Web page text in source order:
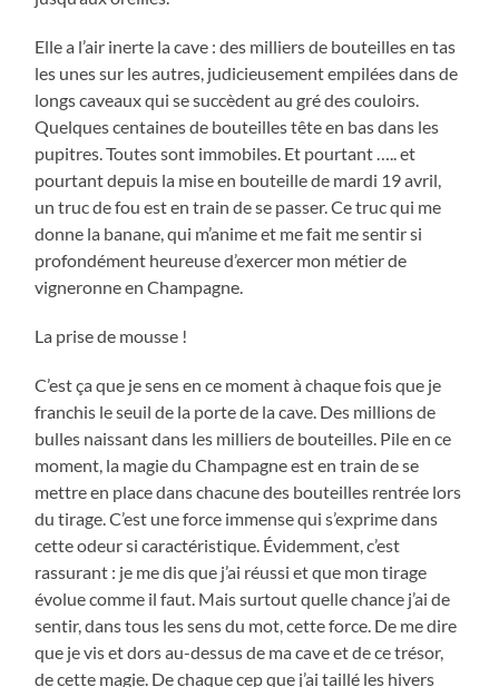
Elle a l’air inerte la cave : des milliers de bouteilles en tas
les unes sur les autres, judicieusement empilées dans de
longs caveaux qui se succèdent au gré des couloirs.
Quelques centaines de bouteilles tête en bas dans les
pupitres. Toutes sont immobiles. Et pourtant ….. et
pourtant depuis la mise en bouteille de mardi 19 avril,
un truc de fou est en train de se passer. Ce truc qui me
donne la banane, qui m’anime et me fait me sentir si
profondément heureuse d’exercer mon métier de
vigneronne en Champagne.
La prise de mousse !
C’est ça que je sens en ce moment à chaque fois que je
franchis le seuil de la porte de la cave. Des millions de
bulles naissant dans les milliers de bouteilles. Pile en ce
moment, la magie du Champagne est en train de se
mettre en place dans chacune des bouteilles rentrée lors
du tirage. C’est une force immense qui s’exprime dans
cette odeur si caractéristique. Évidemment, c’est
rassurant : je me dis que j’ai réussi et que mon tirage
évolue comme il faut. Mais surtout quelle chance j’ai de
sentir, dans tous les sens du mot, cette force. De me dire
que je vis et dors au-dessus de ma cave et de ce trésor,
de cette magie. De chaque cep que j’ai taillé les hivers